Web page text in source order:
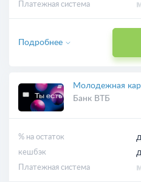
Платежная система
Подробнее
Молодежная
Банк ВТБ
% на остаток
кешбэк
Платежная система